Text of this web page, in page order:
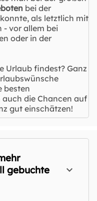
bei der
als letztlich mit
- vor allem bei
oder in der
Urlaub findest? Ganz
besten
die Chancen auf
gut einschätzen!
gebuchte